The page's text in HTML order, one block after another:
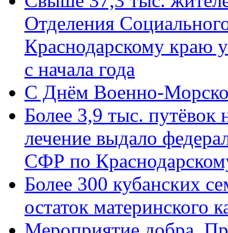
Отделения
Краснодарскому краю
с начала года
C Днём Военно-
Более 3,9 тыс. путёвок
лечение выдало
СФР по
Более 300 кубанских
остаток материнского